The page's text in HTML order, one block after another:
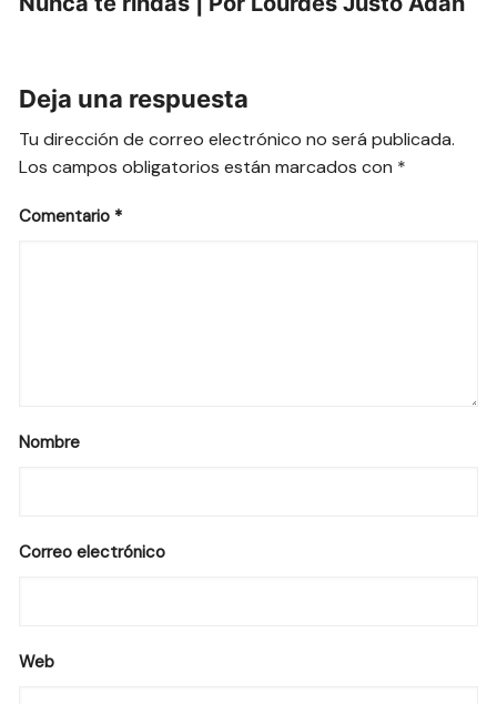
Deja una respuesta
Tu dirección de correo electrónico no será publicada.
Los campos obligatorios están marcados con *
Comentario *
Nombre
Correo electrónico
Web